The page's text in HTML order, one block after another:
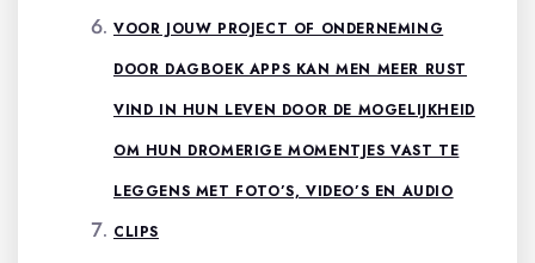
VOOR JOUW PROJECT OF ONDERNEMING
DOOR DAGBOEK APPS KAN MEN MEER RUST
VIND IN HUN LEVEN DOOR DE MOGELIJKHEID
OM HUN DROMERIGE MOMENTJES VAST TE
LEGGENS MET FOTO’S, VIDEO’S EN AUDIO
CLIPS